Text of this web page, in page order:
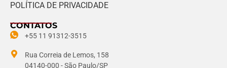
POLÍTICA DE PRIVACIDADE
+55 11 91312-3515
Rua Correia de Lemos, 158
04140-000 - São Paulo/SP
CONTATOS